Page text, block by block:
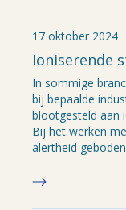
17 oktober 2024
Ioniserende
In sommige
bij bepaalde
blootgesteld aan
Bij het werken
alertheid